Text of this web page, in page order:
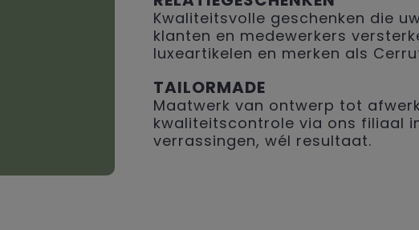
Kwaliteitsvolle geschenken die
klanten en medewerkers
luxeartikelen en merken als
TAILORMADE
Maatwerk van ontwerp tot
kwaliteitscontrole via ons filiaal
verrassingen, wél resultaat.